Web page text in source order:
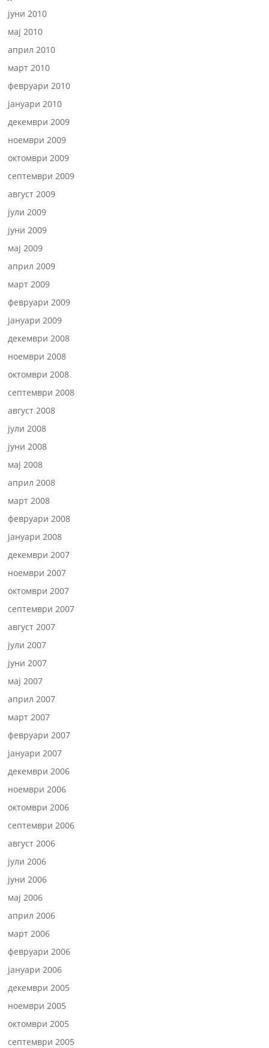
јуни 2010
мај 2010
април 2010
март 2010
февруари 2010
јануари 2010
декември 2009
ноември 2009
октомври 2009
септември 2009
август 2009
јули 2009
јуни 2009
мај 2009
април 2009
март 2009
февруари 2009
јануари 2009
декември 2008
ноември 2008
октомври 2008
септември 2008
август 2008
јули 2008
јуни 2008
мај 2008
април 2008
март 2008
февруари 2008
јануари 2008
декември 2007
ноември 2007
октомври 2007
септември 2007
август 2007
јули 2007
јуни 2007
мај 2007
април 2007
март 2007
февруари 2007
јануари 2007
декември 2006
ноември 2006
октомври 2006
септември 2006
август 2006
јули 2006
јуни 2006
мај 2006
април 2006
март 2006
февруари 2006
јануари 2006
декември 2005
ноември 2005
октомври 2005
септември 2005